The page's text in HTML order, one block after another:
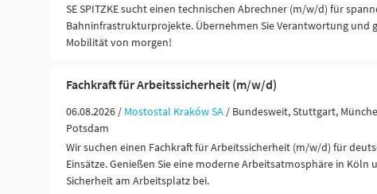
SE SPITZKE sucht einen technischen Abrechner (m/w/d) für
Bahninfrastrukturprojekte. Übernehmen Sie Verantwortung und
Mobilität von morgen!
Fachkraft für Arbeitssicherheit (m/w/d)
06.08.2026 / Mostostal Kraków SA / Bundesweit, Stuttgart,
Potsdam
Wir suchen einen Fachkraft für Arbeitssicherheit (m/w/d) für
Einsätze. Genießen Sie eine moderne Arbeitsatmosphäre in Köln
Sicherheit am Arbeitsplatz bei.